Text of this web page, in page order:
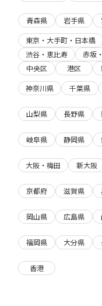
青森県 岩手県
東京・大手町・日本橋
渋谷・恵比寿
赤坂
中央区
港区
神奈川県 千葉県
山梨県 長野県
岐阜県 静岡県
大阪・梅田 新大阪
京都府 滋賀県
岡山県 広島県
福岡県 大分県
香港